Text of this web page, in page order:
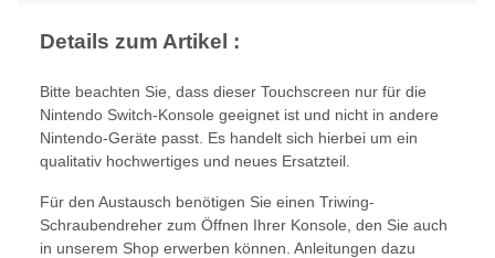
Details zum Artikel :
Bitte beachten Sie, dass dieser Touchscreen nur für die
Nintendo Switch-Konsole geeignet ist und nicht in andere
Nintendo-Geräte passt. Es handelt sich hierbei um ein
qualitativ hochwertiges und neues Ersatzteil.
Für den Austausch benötigen Sie einen Triwing-
Schraubendreher zum Öffnen Ihrer Konsole, den Sie auch
in unserem Shop erwerben können. Anleitungen dazu